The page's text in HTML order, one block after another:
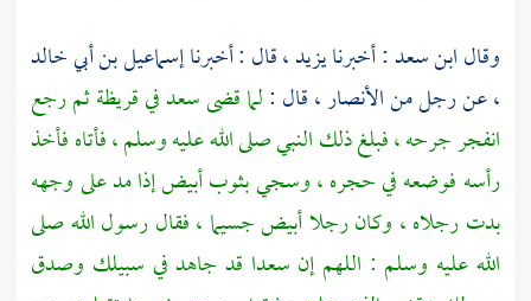
وقالابن سعد: أخبرنايزيد ،قال : أخبرناإسماعيل بن أبي خالد
،عن رجل منالأنصار ،قال :لما قضىسعدفيقريظةثم رجع
انفجر جرحه ، فبلغ ذلك النبي صلى الله عليه وسلم ، فأتاه فأخذ
رأسه فوضعه في حجره ، وسجي بثوب أبيض إذا مد على وجهه
بدت رجلاه ، وكان رجلا أبيض جسيما ، فقال رسول الله صلى
الله عليه وسلم : اللهم إن سعدا قد جاهد في سبيلك وصدق